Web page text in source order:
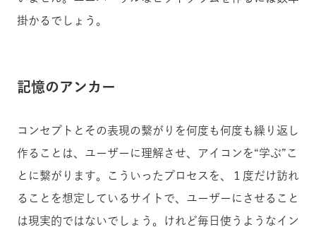
掛かるでしょう。
記憶のアンカー
コンセプトとその表現の繋がりを何度も何度も繰り返し
作ることは、ユーザーに理解させ、アイコンを“学ぶ”こ
とに繋がります。こういったプロセスを、１度だけ訪れ
ることを想定しているサイトで、ユーザーにさせること
は現実的ではないでしょう。けれど毎日使うようなイン